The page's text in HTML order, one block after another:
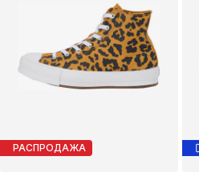
РАСПРОДАЖА